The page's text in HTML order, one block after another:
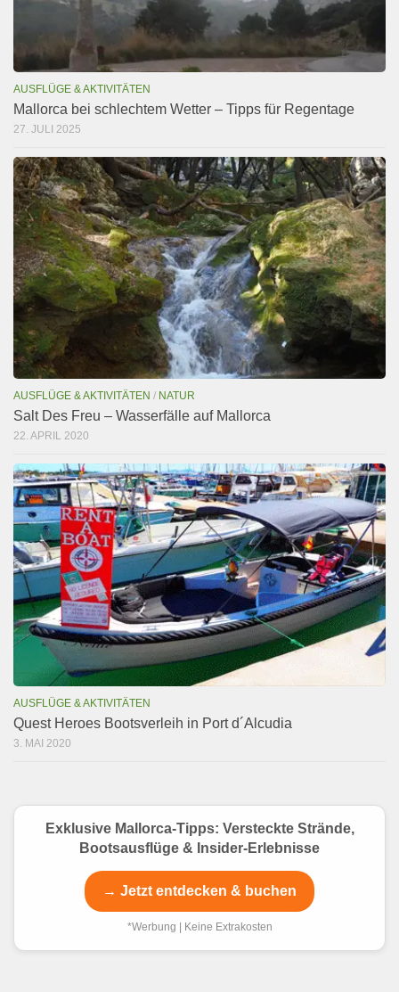
AUSFLÜGE & AKTIVITÄTEN
Mallorca bei schlechtem Wetter – Tipps für Regentage
27. JULI 2025
AUSFLÜGE & AKTIVITÄTEN / NATUR
Salt Des Freu – Wasserfälle auf Mallorca
22. APRIL 2020
AUSFLÜGE & AKTIVITÄTEN
Quest Heroes Bootsverleih in Port d´Alcudia
3. MAI 2020
Exklusive Mallorca-Tipps: Versteckte Strände,
Bootsausflüge & Insider-Erlebnisse
→ Jetzt entdecken & buchen
*Werbung | Keine Extrakosten